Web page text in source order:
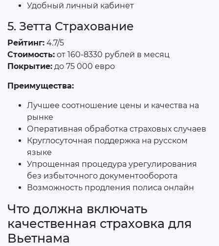
Удобный личный кабинет
5. Зетта Страхование
Рейтинг: 4.7/5
Стоимость: от 160-8330 рублей в месяц
Покрытие: до 75 000 евро
Преимущества:
Лучшее соотношение цены и качества на
рынке
Оперативная обработка страховых случаев
Круглосуточная поддержка на русском
языке
Упрощенная процедура урегулирования
без избыточного документооборота
Возможность продления полиса онлайн
Что должна включать
качественная страховка для
Вьетнама